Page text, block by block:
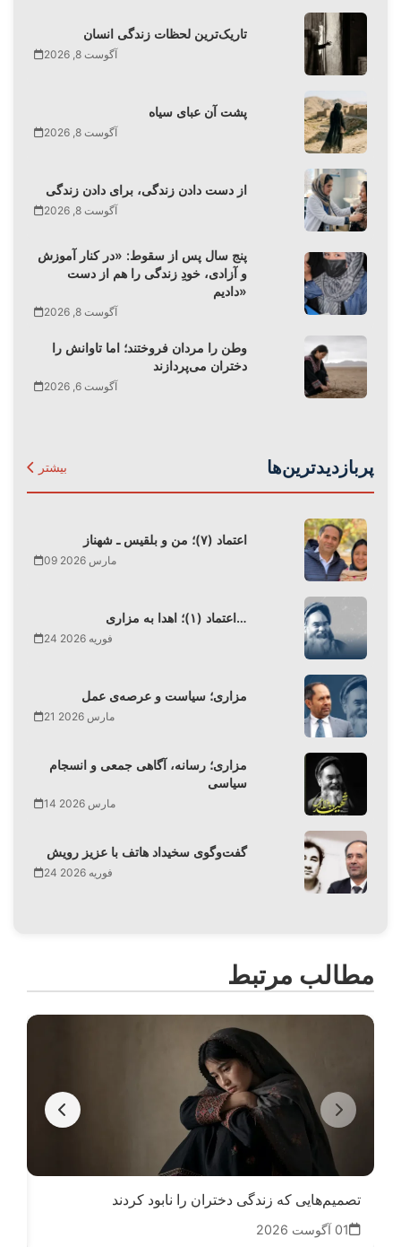
تاریک‌ترین لحظات زندگی انسان
آگوست 8, 2026
پشت آن عبای سیاه
آگوست 8, 2026
از دست دادن زندگی، برای دادن زندگی
آگوست 8, 2026
پنج سال پس از سقوط: «در کنار آموزش
و آزادی، خودِ زندگی را هم از دست
دادیم»
آگوست 8, 2026
وطن را مردان فروختند؛ اما تاوانش را
دختران می‌پردازند
آگوست 6, 2026
پربازدیدترین‌ها بیشتر
اعتماد (۷)؛ من و بلقیس ـ شهناز
09 مارس 2026
اعتماد (۱)؛ اهدا به مزاری…
24 فوریه 2026
مزاری؛ سیاست و عرصه‌ی عمل
21 مارس 2026
مزاری؛ رسانه، آگاهی جمعی و انسجام
سیاسی
14 مارس 2026
گفت‌وگوی سخیداد هاتف با عزیز رویش
24 فوریه 2026
مطالب مرتبط
تصمیم‌هایی که زندگی دختران را نابود کردند
01 آگوست 2026